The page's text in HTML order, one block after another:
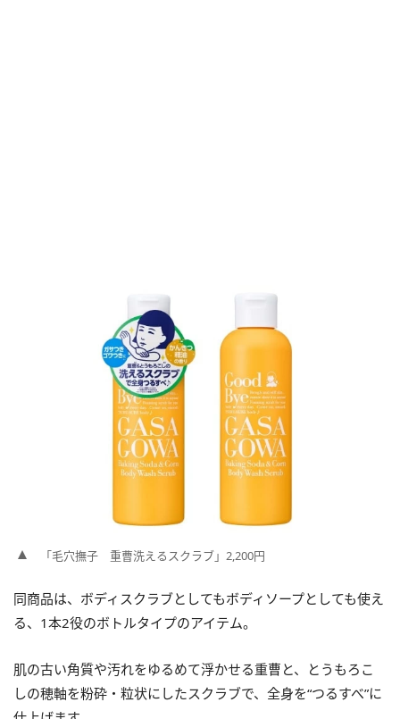
「毛穴撫子 重曹洗えるスクラブ」2,200円
同商品は、ボディスクラブとしてもボディソープとしても使え
る、1本2役のボトルタイプのアイテム。
肌の古い角質や汚れをゆるめて浮かせる重曹と、とうもろこ
しの穂軸を粉砕・粒状にしたスクラブで、全身を“つるすべ”に